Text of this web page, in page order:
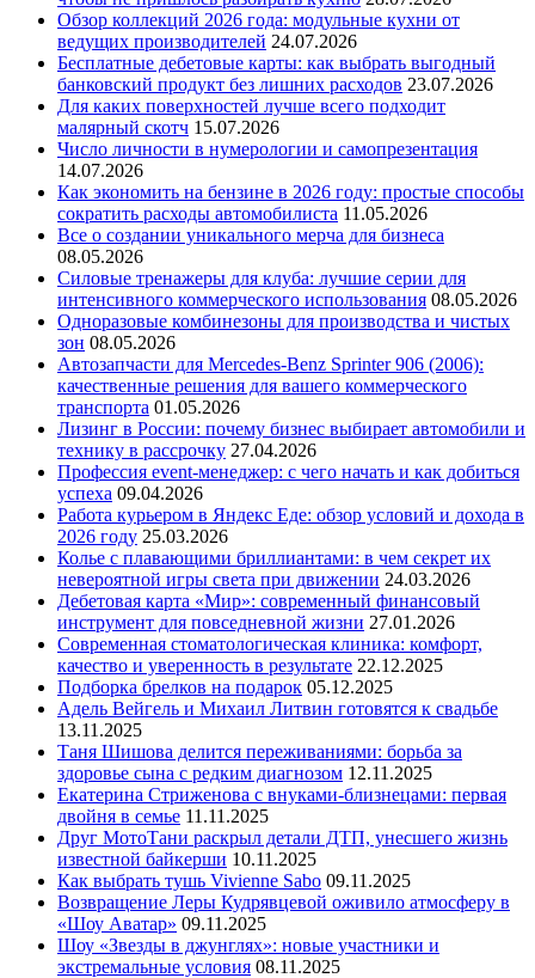
Обзор коллекций 2026 года: модульные кухни от
ведущих производителей 24.07.2026
Бесплатные дебетовые карты: как выбрать выгодный
банковский продукт без лишних расходов 23.07.2026
Для каких поверхностей лучше всего подходит
малярный скотч 15.07.2026
Число личности в нумерологии и самопрезентация
14.07.2026
Как экономить на бензине в 2026 году: простые способы
сократить расходы автомобилиста 11.05.2026
Все о создании уникального мерча для бизнеса
08.05.2026
Силовые тренажеры для клуба: лучшие серии для
интенсивного коммерческого использования 08.05.2026
Одноразовые комбинезоны для производства и чистых
зон 08.05.2026
Автозапчасти для Mercedes-Benz Sprinter 906 (2006):
качественные решения для вашего коммерческого
транспорта 01.05.2026
Лизинг в России: почему бизнес выбирает автомобили и
технику в рассрочку 27.04.2026
Профессия event-менеджер: с чего начать и как добиться
успеха 09.04.2026
Работа курьером в Яндекс Еде: обзор условий и дохода в
2026 году 25.03.2026
Колье с плавающими бриллиантами: в чем секрет их
невероятной игры света при движении 24.03.2026
Дебетовая карта «Мир»: современный финансовый
инструмент для повседневной жизни 27.01.2026
Современная стоматологическая клиника: комфорт,
качество и уверенность в результате 22.12.2025
Подборка брелков на подарок 05.12.2025
Адель Вейгель и Михаил Литвин готовятся к свадьбе
13.11.2025
Таня Шишова делится переживаниями: борьба за
здоровье сына с редким диагнозом 12.11.2025
Екатерина Стриженова с внуками-близнецами: первая
двойня в семье 11.11.2025
Друг МотоТани раскрыл детали ДТП, унесшего жизнь
известной байкерши 10.11.2025
Как выбрать тушь Vivienne Sabo 09.11.2025
Возвращение Леры Кудрявцевой оживило атмосферу в
«Шоу Аватар» 09.11.2025
Шоу «Звезды в джунглях»: новые участники и
экстремальные условия 08.11.2025